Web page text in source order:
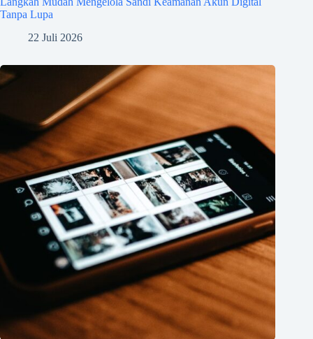
Tanpa Lupa
22 Juli 2026